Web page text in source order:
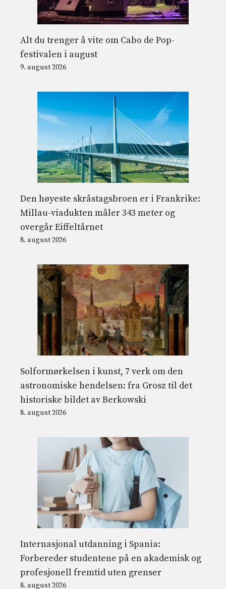
Alt du trenger å vite om Cabo de Pop-
festivalen i august
9. august 2026
Den høyeste skråstagsbroen er i Frankrike:
Millau-viadukten måler 343 meter og
overgår Eiffeltårnet
8. august 2026
Solformørkelsen i kunst, 7 verk om den
astronomiske hendelsen: fra Grosz til det
historiske bildet av Berkowski
8. august 2026
Internasjonal utdanning i Spania:
Forbereder studentene på en akademisk og
profesjonell fremtid uten grenser
8. august 2026